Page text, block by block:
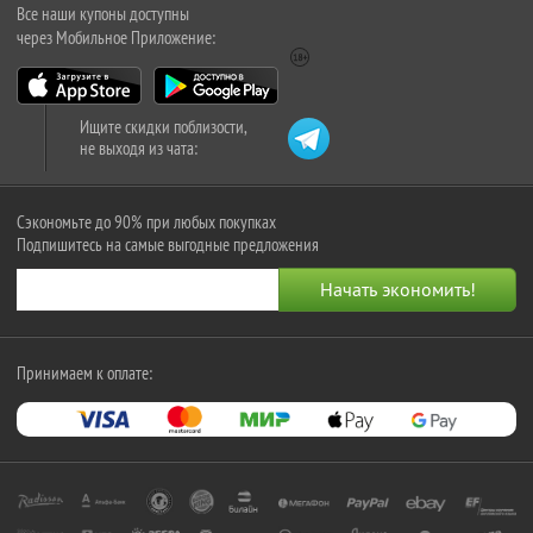
Все наши купоны доступны
через Мобильное Приложение:
Ищите скидки поблизости,
не выходя из чата:
Сэкономьте до 90% при любых покупках
Подпишитесь на самые выгодные предложения
Принимаем к оплате: